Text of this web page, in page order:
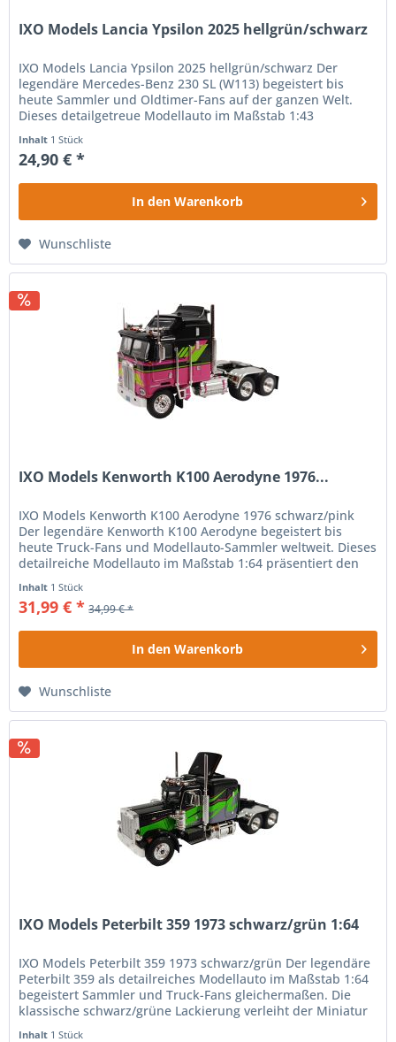
IXO Models Lancia Ypsilon 2025 hellgrün/schwarz
IXO Models Lancia Ypsilon 2025 hellgrün/schwarz Der
legendäre Mercedes-Benz 230 SL (W113) begeistert bis
heute Sammler und Oldtimer-Fans auf der ganzen Welt.
Dieses detailgetreue Modellauto im Maßstab 1:43
Inhalt 1 Stück
24,90 € *
In den Warenkorb
Wunschliste
IXO Models Kenworth K100 Aerodyne 1976...
IXO Models Kenworth K100 Aerodyne 1976 schwarz/pink
Der legendäre Kenworth K100 Aerodyne begeistert bis
heute Truck-Fans und Modellauto-Sammler weltweit. Dieses
detailreiche Modellauto im Maßstab 1:64 präsentiert den
Inhalt 1 Stück
31,99 € * 34,99 € *
In den Warenkorb
Wunschliste
IXO Models Peterbilt 359 1973 schwarz/grün 1:64
IXO Models Peterbilt 359 1973 schwarz/grün Der legendäre
Peterbilt 359 als detailreiches Modellauto im Maßstab 1:64
begeistert Sammler und Truck-Fans gleichermaßen. Die
klassische schwarz/grüne Lackierung verleiht der Miniatur
Inhalt 1 Stück